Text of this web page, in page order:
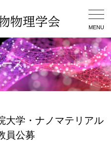
MENU
ス
大学・ナノマテリアル
員公募